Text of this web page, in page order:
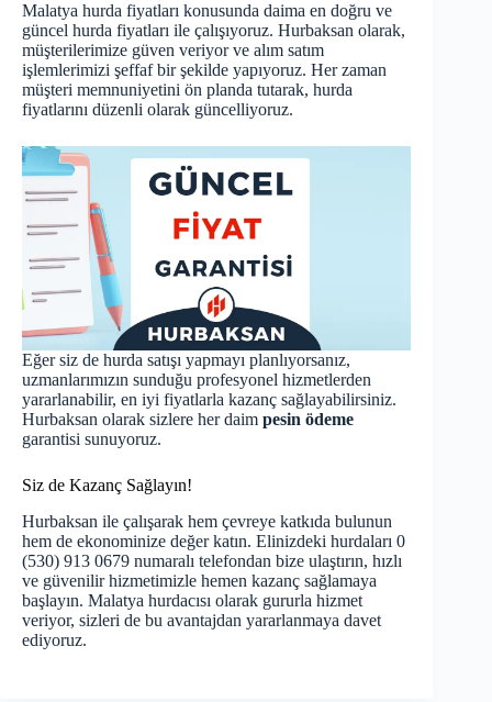
Malatya hurda fiyatları konusunda daima en doğru ve
güncel hurda fiyatları ile çalışıyoruz. Hurbaksan olarak,
müşterilerimize güven veriyor ve alım satım
işlemlerimizi şeffaf bir şekilde yapıyoruz. Her zaman
müşteri memnuniyetini ön planda tutarak, hurda
fiyatlarını düzenli olarak güncelliyoruz.
Eğer siz de hurda satışı yapmayı planlıyorsanız,
uzmanlarımızın sunduğu profesyonel hizmetlerden
yararlanabilir, en iyi fiyatlarla kazanç sağlayabilirsiniz.
Hurbaksan olarak sizlere her daim pesin ödeme
garantisi sunuyoruz.
Siz de Kazanç Sağlayın!
Hurbaksan ile çalışarak hem çevreye katkıda bulunun
hem de ekonominize değer katın. Elinizdeki hurdaları 0
(530) 913 0679 numaralı telefondan bize ulaştırın, hızlı
ve güvenilir hizmetimizle hemen kazanç sağlamaya
başlayın. Malatya hurdacısı olarak gururla hizmet
veriyor, sizleri de bu avantajdan yararlanmaya davet
ediyoruz.